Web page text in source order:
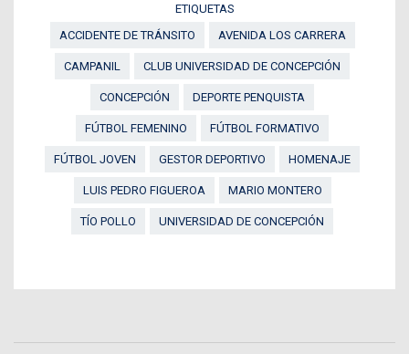
ETIQUETAS
ACCIDENTE DE TRÁNSITO
AVENIDA LOS CARRERA
CAMPANIL CLUB UNIVERSIDAD DE CONCEPCIÓN
CONCEPCIÓN DEPORTE PENQUISTA
FÚTBOL FEMENINO FÚTBOL FORMATIVO
FÚTBOL JOVEN GESTOR DEPORTIVO HOMENAJE
LUIS PEDRO FIGUEROA MARIO MONTERO
TÍO POLLO UNIVERSIDAD DE CONCEPCIÓN